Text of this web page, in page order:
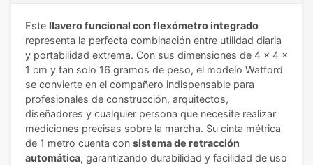
Este llavero funcional con flexómetro integrado
representa la perfecta combinación entre utilidad diaria
y portabilidad extrema. Con sus dimensiones de 4 x 4 x
1 cm y tan solo 16 gramos de peso, el modelo Watford
se convierte en el compañero indispensable para
profesionales de construcción, arquitectos,
diseñadores y cualquier persona que necesite realizar
mediciones precisas sobre la marcha. Su cinta métrica
de 1 metro cuenta con sistema de retracción
automática, garantizando durabilidad y facilidad de uso